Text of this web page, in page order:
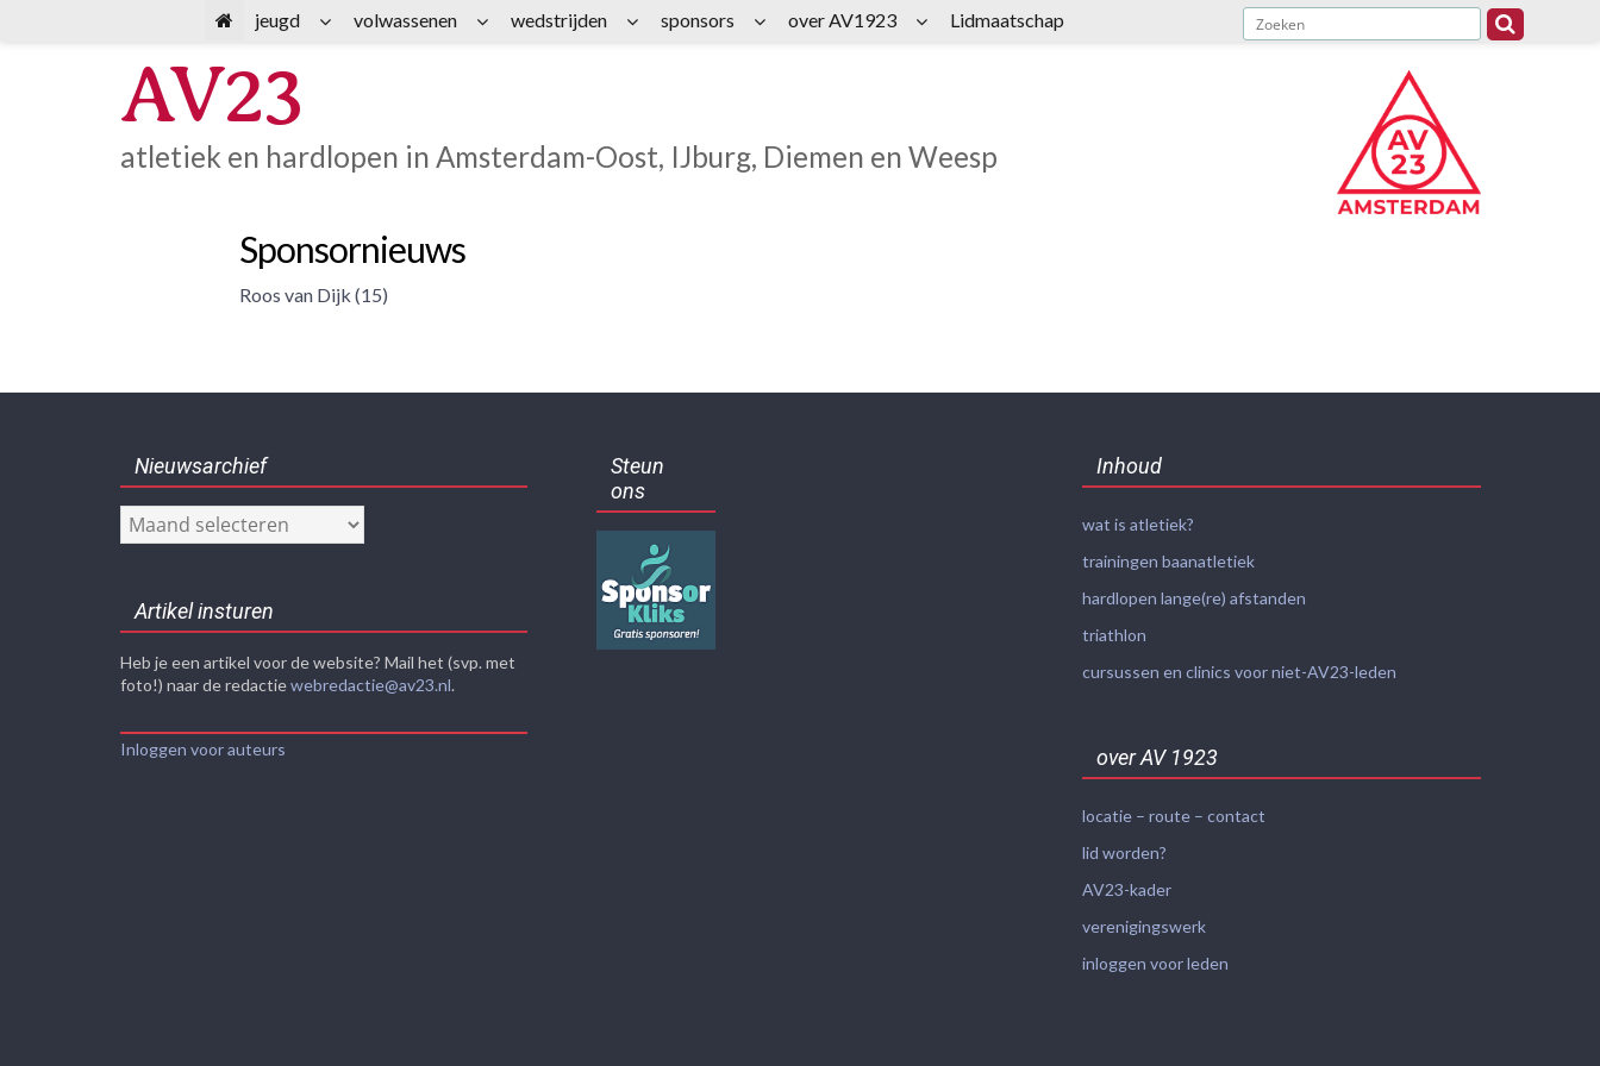
AV23
atletiek en hardlopen in Amsterdam-Oost, IJburg, Diemen en Weesp
Sponsornieuws
Roos van Dijk (15)
Nieuwsarchief
Nieuwsarchief
Artikel insturen
Heb je een artikel voor de website? Mail het (svp. met
foto!) naar de redactiewebredactie@av23.nl.
Inloggen voor auteurs
Steun
ons
Inhoud
wat is atletiek?
trainingen baanatletiek
hardlopen lange(re) afstanden
triathlon
cursussen en clinics voor niet-AV23-leden
over AV 1923
locatie – route – contact
lid worden?
AV23-kader
verenigingswerk
inloggen voor leden
jeugd volwassenen wedstrijden sponsors over AV1923 Lidmaatschap